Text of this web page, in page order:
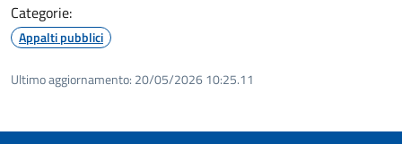
Categorie:
Appalti pubblici
Ultimo aggiornamento: 20/05/2026 10:25.11